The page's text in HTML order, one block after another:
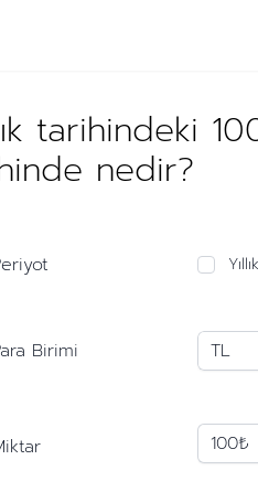
tarihindeki
nedir?
Yıllık
Birimi